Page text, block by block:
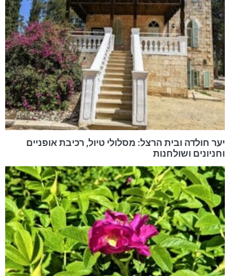
יער חולדה ובית הרצל: מסלולי טיול, רכיבת אופניים
וחניונים ושולחנות